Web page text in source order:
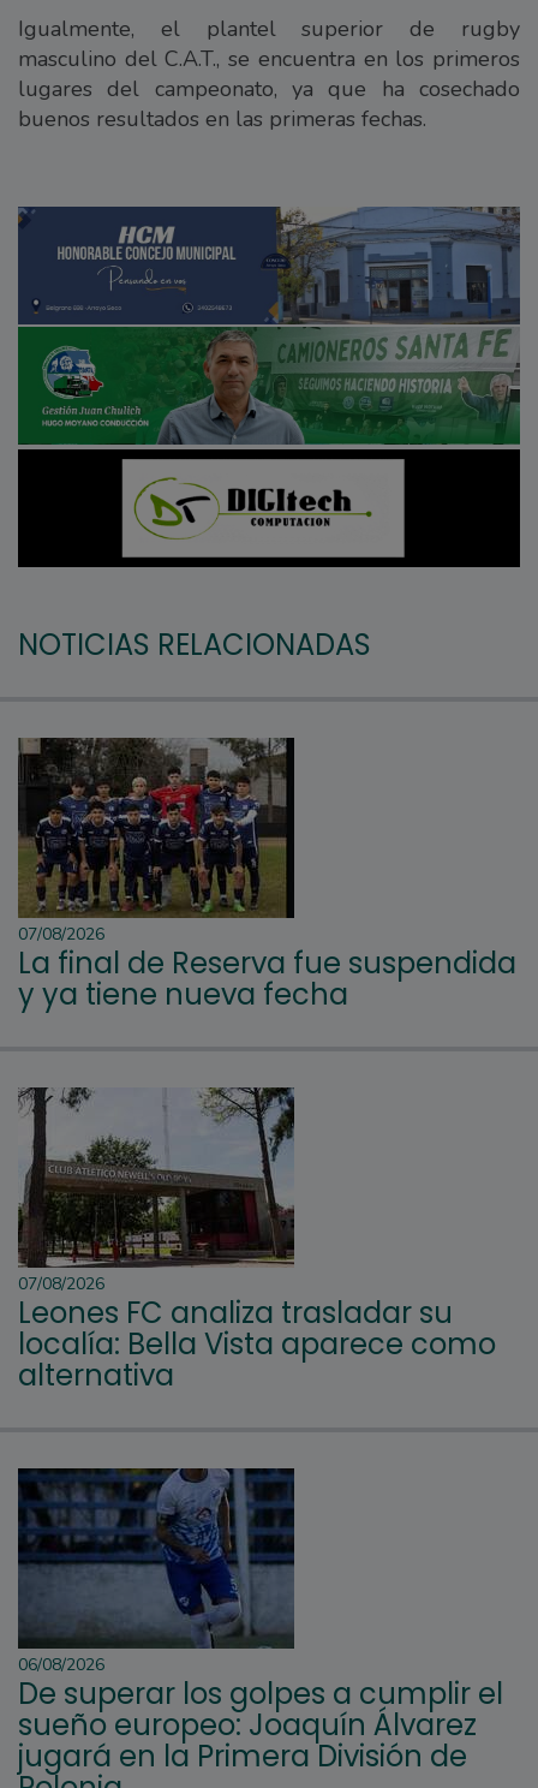
Igualmente, el plantel superior de rugby
masculino del C.A.T., se encuentra en los primeros
lugares del campeonato, ya que ha cosechado
buenos resultados en las primeras fechas.
NOTICIAS RELACIONADAS
07/08/2026
La final de Reserva fue suspendida
y ya tiene nueva fecha
07/08/2026
Leones FC analiza trasladar su
localía: Bella Vista aparece como
alternativa
06/08/2026
De superar los golpes a cumplir el
sueño europeo: Joaquín Álvarez
jugará en la Primera División de